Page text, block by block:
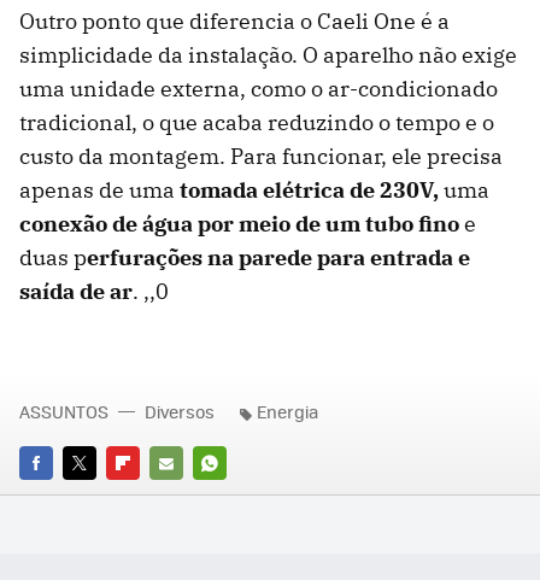
Outro ponto que diferencia o Caeli One é a
simplicidade da instalação. O aparelho não exige
uma unidade externa, como o ar-condicionado
tradicional, o que acaba reduzindo o tempo e o
custo da montagem. Para funcionar, ele precisa
apenas de uma tomada elétrica de 230V,uma
conexão de água por meio de um tubo finoe
duas perfurações na parede para entrada e
saída de ar. ,,0
FACEBOOK
TWITTERFLIPBOARD
E-
WHATSAPP
ASSUNTOS Diversos Energia